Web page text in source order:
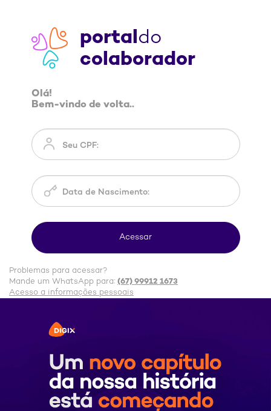
portaldo
colaborador
Olá!
Bem-vindo de volta..
Problemas para acessar?
Mande um WhatsApp para: (67) 99912 1673
Acesso a informações pessoais